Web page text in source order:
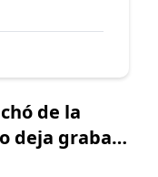
de la
deja graba…